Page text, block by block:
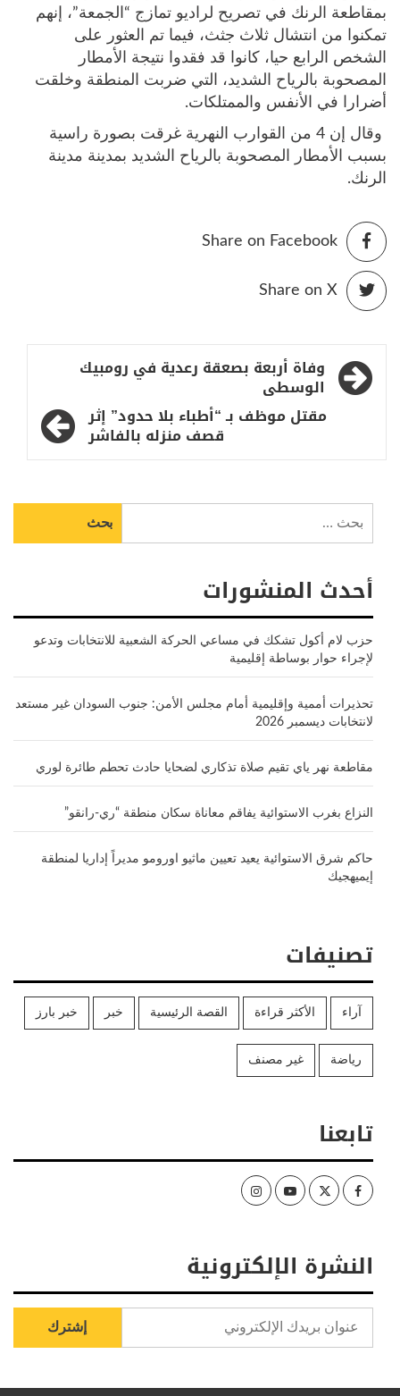
بمقاطعة الرنك في تصريح لراديو تمازج “الجمعة”، إنهم
تمكنوا من انتشال ثلاث جثث، فيما تم العثور على
الشخص الرابع حيا، كانوا قد فقدوا نتيجة الأمطار
المصحوبة بالرياح الشديد، التي ضربت المنطقة وخلقت
أضرارا في الأنفس والممتلكات.
وقال إن 4 من القوارب النهرية غرقت بصورة راسية
بسبب الأمطار المصحوبة بالرياح الشديد بمدينة مدينة
الرنك.
Share on Facebook
Share on X
تصفّح
المقالات
وفاة أربعة بصعقة رعدية في رومبيك
الوسطى
مقتل موظف بـ “أطباء بلا حدود” إثر
قصف منزله بالفاشر
عن:
أحدث المنشورات
حزب لام أكول تشكك في مساعي الحركة الشعبية للانتخابات وتدعو
لإجراء حوار بوساطة إقليمية
تحذيرات أممية وإقليمية أمام مجلس الأمن: جنوب السودان غير مستعد
لانتخابات ديسمبر 2026
مقاطعة نهر ياي تقيم صلاة تذكاري لضحايا حادث تحطم طائرة لوري
النزاع بغرب الاستوائية يفاقم معاناة سكان منطقة “ري-رانقو”
حاكم شرق الاستوائية يعيد تعيين ماثيو اورومو مديراً إداريا لمنطقة
إيميهجيك
تصنيفات
آراء الأكثر قراءة القصة الرئيسية خبر خبر بارز
رياضة غير مصنف
تابعنا
Facebook
Twitter
Youtube
Instagram
النشرة الإلكترونية